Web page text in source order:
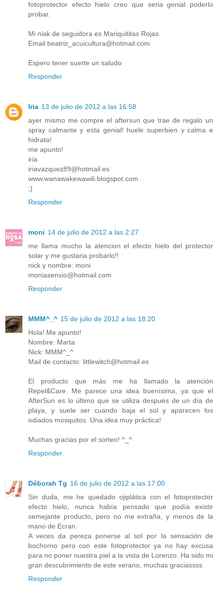
fotoprotector efecto hielo creo que seria genial poderlo
probar.
Mi niak de seguidora es Mariquititas Rojas
Email beatriz_acuicultura@hotmail.com
Espero tener suerte un saludo
Responder
Iria 13 de julio de 2012 a las 16:58
ayer mismo me compre el aftersun que trae de regalo un
spray calmante y esta genial! huele superbien y calma e
hidrata!
me apunto!
iria
iriavazquez89@hotmail.es
www.wanawakewawili.blogspot.com
;)
Responder
moni 14 de julio de 2012 a las 2:27
me llama mucho la atencion el efecto hielo del protector
solar y me gustaria probarlo!!
nick y nombre: moni
moniasensio@hotmail.com
Responder
MMM^_^ 15 de julio de 2012 a las 18:20
Hola! Me apunto!
Nombre: Marta
Nick: MMM^_^
Mail de contacto: littlewitch@hotmail.es
El producto que más me ha llamado la atención
Repel&Care. Me parece una idea buenísima, ya que el
AfterSun es lo último que se utiliza después de un día de
playa, y suele ser cuando baja el sol y aparecen los
odiados mosquitos. Una idea muy práctica!
Muchas gracias por el sorteo! ^_^
Responder
Déborah Tg 16 de julio de 2012 a las 17:00
Sin duda, me he quedado ojiplática con el fotoprotector
efecto hielo, nunca había pensado que podía existir
semejante producto, pero no me extraña, y menos de la
mano de Ecran.
A veces da pereza ponerse al sol por la sensación de
bochorno pero con este fotoprotector ya no hay excusa
para no poner nuestra piel a la vista de Lorenzo. Ha sido mi
gran descubrimiento de este verano, muchas graciassss
Responder